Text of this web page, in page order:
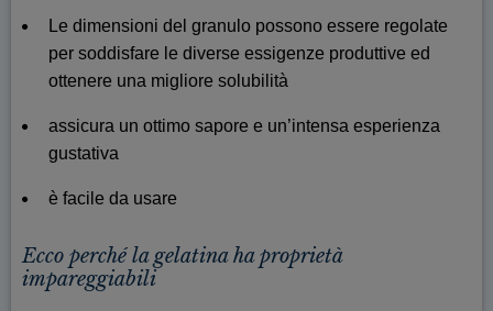
Le dimensioni del granulo possono essere regolate
per soddisfare le diverse essigenze produttive ed
ottenere una migliore solubilità
assicura un ottimo sapore e un’intensa esperienza
gustativa
è facile da usare
Ecco perché la gelatina ha proprietà
impareggiabili